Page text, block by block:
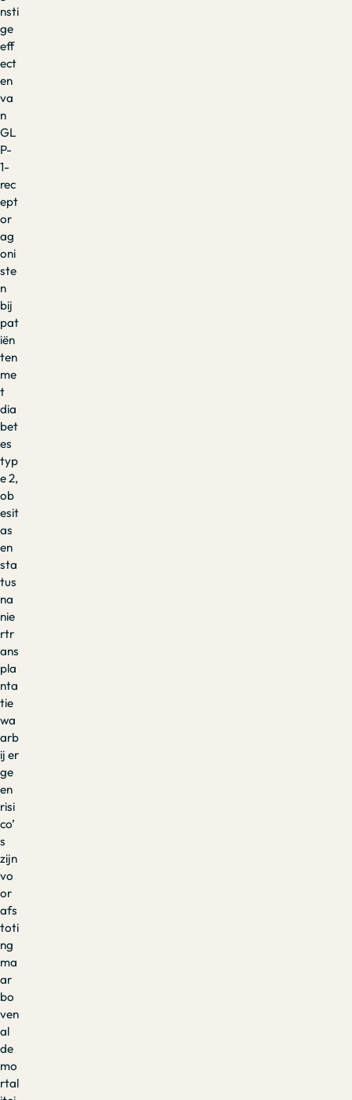
nsti
ge
eff
ect
en
va
n
GL
P-
1-
rec
ept
or
ag
oni
ste
n
bij
pat
iën
ten
me
t
dia
bet
es
typ
e 2,
ob
esit
as
en
sta
tus
na
nie
rtr
ans
pla
nta
tie
wa
arb
ij er
ge
en
risi
co’
s
zijn
vo
or
afs
toti
ng
ma
ar
bo
ven
al
de
mo
rtal